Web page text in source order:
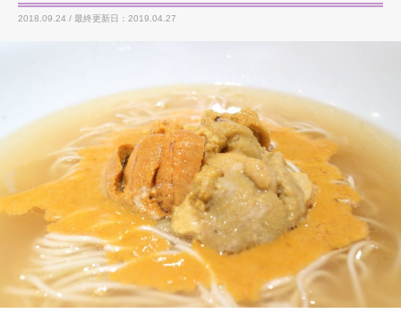
2018.09.24 / 最終更新日：2019.04.27